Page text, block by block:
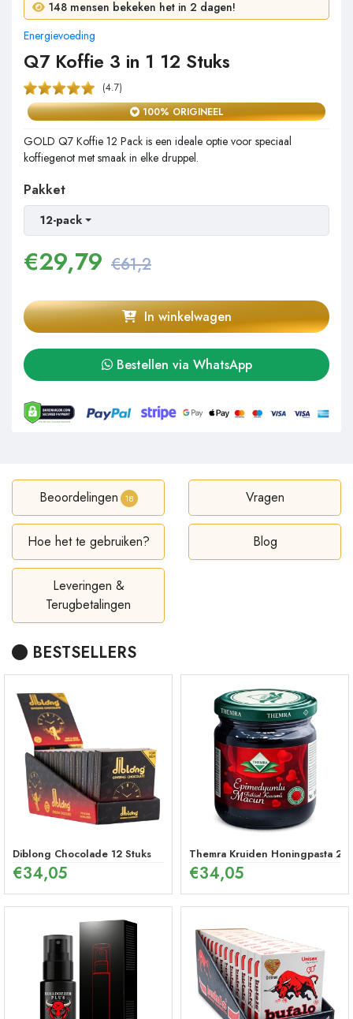
148 mensen bekeken het in 2 dagen!
Energievoeding
Q7 Koffie 3 in 1 12 Stuks
(4.7)
100% ORIGINEEL
GOLD Q7 Koffie 12 Pack is een ideale optie voor speciaal
koffiegenot met smaak in elke druppel.
Pakket
12-pack
€29,79 €61,2
In winkelwagen
Bestellen via WhatsApp
Beoordelingen 18 Vragen
Hoe het te gebruiken? Blog
Leveringen &
Terugbetalingen
BESTSELLERS
Diblong Chocolade 12 Stuks
€34,05
Themra Kruiden Honingpasta
€34,05